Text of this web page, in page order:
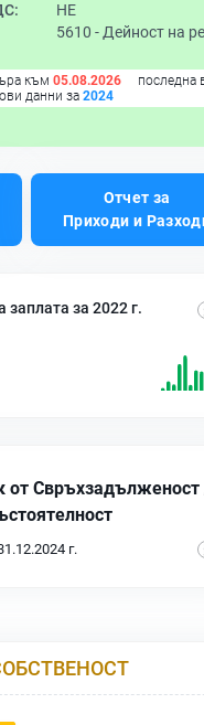
НЕ
5610 - Дейност на
към 05.08.2026 последна
данни за 2024
Отчет за
Приходи и
за 2022 г.
от Свръхзадълженост
г.